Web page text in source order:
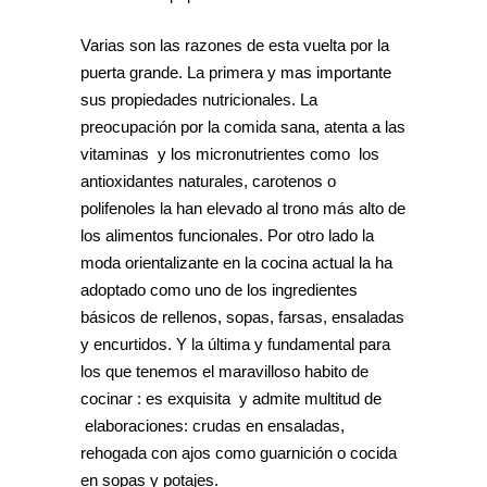
Varias son las razones de esta vuelta por la
puerta grande. La primera y mas importante
sus propiedades nutricionales. La
preocupación por la comida sana, atenta a las
vitaminas y los micronutrientes como los
antioxidantes naturales, carotenos o
polifenoles la han elevado al trono más alto de
los alimentos funcionales. Por otro lado la
moda orientalizante en la cocina actual la ha
adoptado como uno de los ingredientes
básicos de rellenos, sopas, farsas, ensaladas
y encurtidos. Y la última y fundamental para
los que tenemos el maravilloso habito de
cocinar : es exquisita y admite multitud de
elaboraciones: crudas en ensaladas,
rehogada con ajos como guarnición o cocida
en sopas y potajes.